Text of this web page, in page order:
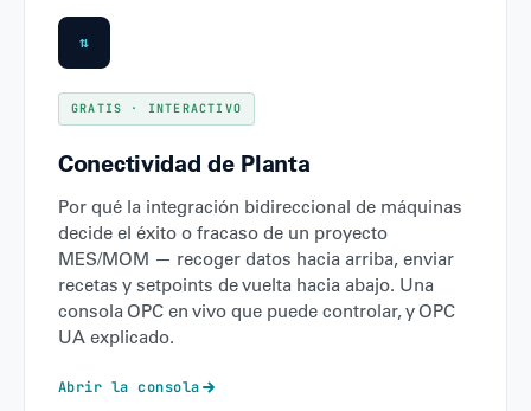
⇅
GRATIS · INTERACTIVO
Conectividad de Planta
Por qué la integración bidireccional de máquinas
decide el éxito o fracaso de un proyecto
MES/MOM — recoger datos hacia arriba, enviar
recetas y setpoints de vuelta hacia abajo. Una
consola OPC en vivo que puede controlar, y OPC
UA explicado.
Abrir la consola